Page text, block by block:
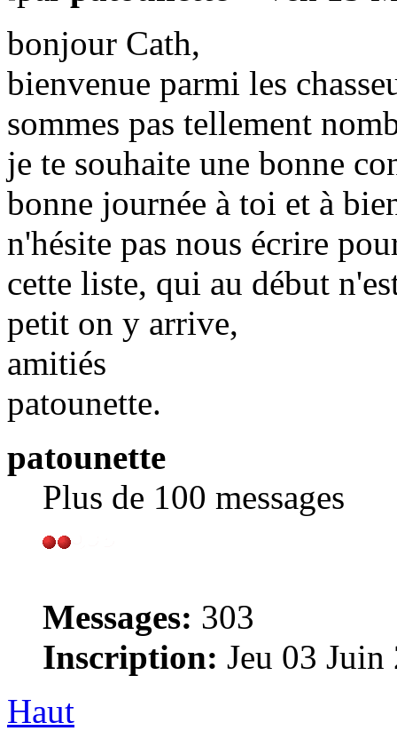
bonjour Cath,
bienvenue parmi les
sommes pas tellement
je te souhaite une bonne
bonne journée à toi et à
n'hésite pas nous écrire
cette liste, qui au début
petit on y arrive,
amitiés
patounette.
patounette
Plus de 100 messages
Messages: 303
Inscription: Jeu 03
Haut